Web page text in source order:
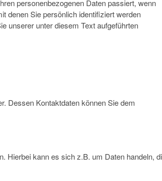
personenbezogenen Daten passiert, wenn
denen Sie persönlich identifiziert werden
unserer unter diesem Text aufgeführten
Dessen Kontaktdaten können Sie dem
Hierbei kann es sich z.B. um Daten handeln,